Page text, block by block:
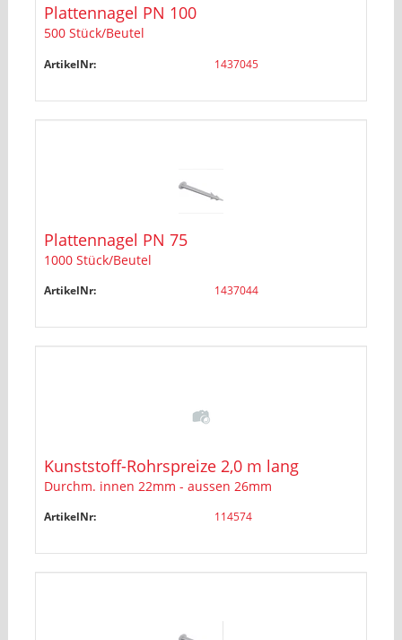
Plattennagel PN 100
500 Stück/Beutel
ArtikelNr: 1437045
Plattennagel PN 75
1000 Stück/Beutel
ArtikelNr: 1437044
Kunststoff-Rohrspreize 2,0 m lang
Durchm. innen 22mm - aussen 26mm
ArtikelNr: 114574